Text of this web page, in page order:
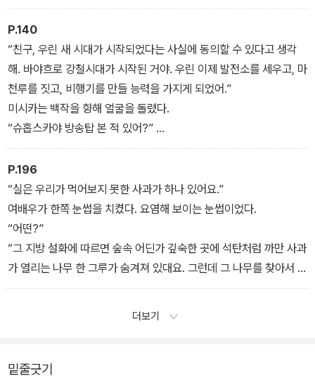
나 마지막 관람객이 문 안으로 사라지려는 순간 택시 한 대가 갓돌 옆
에 서더니 문이 홱 열렸고, 붉은색 옷을 입은 여자 한 명이 손으로 치
맛단을 들어 올린 채 계단을 뛰어 올라갔다.
몸을 앞으로 기울이고 있던 니나가 오므린 두 손바닥으로 유리를 짚
은 채 눈을 가늘게 떴다.
“내가 저기에 있고, 저 숙녀가 여기에 있다면 얼마나 좋을까.” 니나가
한숨을 내쉬었다.
하지만, 백작이 속으로 생각했다. 모든 인류에겐 적당한 정도의 슬픔
이 있단다.
P.140
“친구, 우린 새 시대가 시작되었다는 사실에 동의할 수 있다고 생각
해. 바야흐로 강철시대가 시작된 거야. 우린 이제 발전소를 세우고, 마
천루를 짓고, 비행기를 만들 능력을 가지게 되었어.”
미시카는 백작을 향해 얼굴을 돌렸다.
“슈홉스카야 방송탑 본 적 있어?”
백작은 본 적이 없었다.
“정말 아름다운 건축물이야, 사샤. 160미터 높이의 원뿔형 강철 구조
물이지. 우린 그걸 통해서 최신 뉴스와 지식을?그뿐 아니라 차이콥스
키의 다정다감한 선율도?160킬로미터 이내 거리에 있는 모든 시민
들의 가정에 방송할 수 있어. 그리고 러시아의 도덕도 이 같은 개별적
인 것들의 발전과 보조를 맞추고 있지. 우리는 우리 시대에 무지의 종
말, 압제의 종말, 인류애의 출현을 목격하게 될 거야.”
미시카는 멈춰 서서 허공에 손을 저었다.
묻겠지. 흠, 그것 역시 보조를 맞추고 있다고 난 자신 있게 말할 수 있
지고 있지. 시는 이제 4행시니 강약약격이니 정교한 수사법이니 하는
P.196
“실은 우리가 먹어보지 못한 사과가 하나 있어요.”
여배우가 한쪽 눈썹을 치켰다. 요염해 보이는 눈썹이었다.
“어떤?”
“그 지방 설화에 따르면 숲속 어딘가 깊숙한 곳에 석탄처럼 까만 사과
가 열리는 나무 한 그루가 숨겨져 있대요. 그런데 그 나무를 찾아서 열
매를 먹으면 삶을 새롭게 시작할 수 있다는 겁니다.”
“뭐 말입니까?”
더보기
밑줄긋기